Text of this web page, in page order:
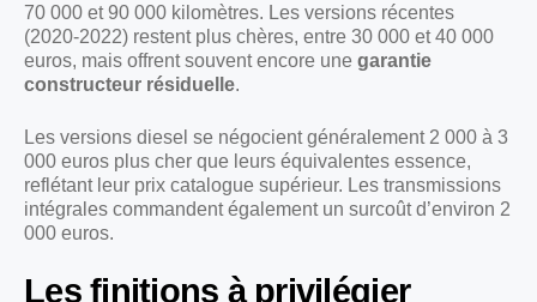
70 000 et 90 000 kilomètres. Les versions récentes
(2020-2022) restent plus chères, entre 30 000 et 40 000
euros, mais offrent souvent encore une garantie
constructeur résiduelle.
Les versions diesel se négocient généralement 2 000 à 3
000 euros plus cher que leurs équivalentes essence,
reflétant leur prix catalogue supérieur. Les transmissions
intégrales commandent également un surcoût d’environ 2
000 euros.
Les finitions à privilégier